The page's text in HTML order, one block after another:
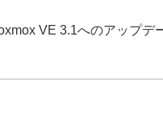
VE 3.1へのアップデ